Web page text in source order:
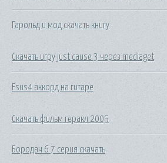
Гарольд и мод скачать книгу
Скачать игру just cause 3 через mediaget
Esus4 аккорд на гитаре
Скачать фильм геракл 2005
Бородач 6 7 серия скачать